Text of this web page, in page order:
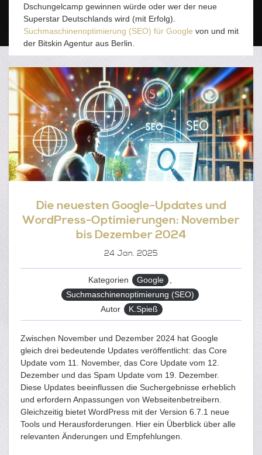
Dschungelcamp gewinnen würde oder wer der neue
Superstar Deutschlands wird (mit Erfolg).
Suchmaschinenoptimierung (SEO) für Google von und mit
der Bitskin Agentur aus Berlin.
Die neuesten Google-Updates und
WordPress-Optimierungen: November
bis Dezember 2024
24 Jan. 2025
Kategorien Google
,
Suchmaschinenoptimierung (SEO)
Autor
K.Spieß
Zwischen November und Dezember 2024 hat Google
gleich drei bedeutende Updates veröffentlicht: das Core
Update vom 11. November, das Core Update vom 12.
Dezember und das Spam Update vom 19. Dezember.
Diese Updates beeinflussen die Suchergebnisse erheblich
und erfordern Anpassungen von Webseitenbetreibern.
Gleichzeitig bietet WordPress mit der Version 6.7.1 neue
Tools und Herausforderungen. Hier ein Überblick über alle
relevanten Änderungen und Empfehlungen.